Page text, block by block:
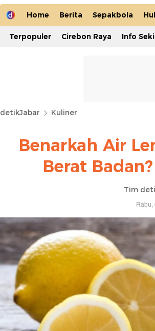
Home Berita Sepakbola
Terpopuler Cirebon Raya Info
detikJabar Kuliner
Benarkah Air
Berat
Tim
Rabu,